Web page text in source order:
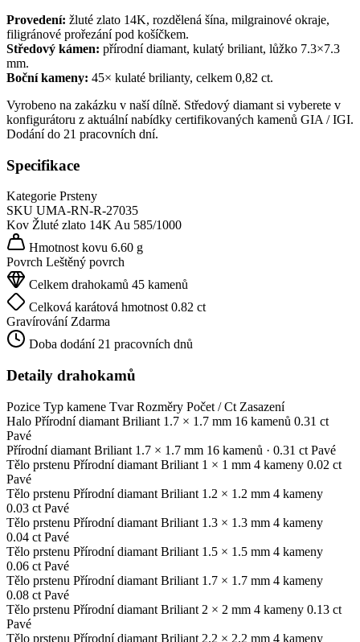
Provedení: žluté zlato 14K, rozdělená šína, milgrainové okraje,
filigránové prořezání pod košíčkem.
Středový kámen: přírodní diamant, kulatý briliant, lůžko 7.3×7.3
mm.
Boční kameny: 45× kulaté brilianty, celkem 0,82 ct.
Vyrobeno na zakázku v naší dílně. Středový diamant si vyberete v
konfigurátoru z aktuální nabídky certifikovaných kamenů GIA / IGI.
Dodání do 21 pracovních dní.
Specifikace
Kategorie Prsteny
SKU UMA-RN-R-27035
Kov Žluté zlato 14KAu 585/1000
Hmotnost kovu 6.60 g
Povrch Leštěný povrch
Celkem drahokamů 45 kamenů
Celková karátová hmotnost 0.82 ct
Gravírování Zdarma
Doba dodání 21 pracovních dnů
Detaily drahokamů
Pozice Typ kamene Tvar Rozměry Počet / Ct Zasazení
Halo Přírodní diamant Briliant 1.7 × 1.7 mm 16 kamenů 0.31 ct
Pavé
Přírodní diamant Briliant 1.7 × 1.7 mm 16 kamenů · 0.31 ct Pavé
Tělo prstenu Přírodní diamant Briliant 1 × 1 mm 4 kameny 0.02 ct
Pavé
Tělo prstenu Přírodní diamant Briliant 1.2 × 1.2 mm 4 kameny
0.03 ct Pavé
Tělo prstenu Přírodní diamant Briliant 1.3 × 1.3 mm 4 kameny
0.04 ct Pavé
Tělo prstenu Přírodní diamant Briliant 1.5 × 1.5 mm 4 kameny
0.06 ct Pavé
Tělo prstenu Přírodní diamant Briliant 1.7 × 1.7 mm 4 kameny
0.08 ct Pavé
Tělo prstenu Přírodní diamant Briliant 2 × 2 mm 4 kameny 0.13 ct
Pavé
Tělo prstenu Přírodní diamant Briliant 2.2 × 2.2 mm 4 kameny